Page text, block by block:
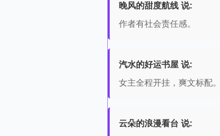
晚风的甜度航线 说:
作者有社会责任感。
汽水的好运书屋 说:
女主全程开挂，爽文标配。
云朵的浪漫看台 说: